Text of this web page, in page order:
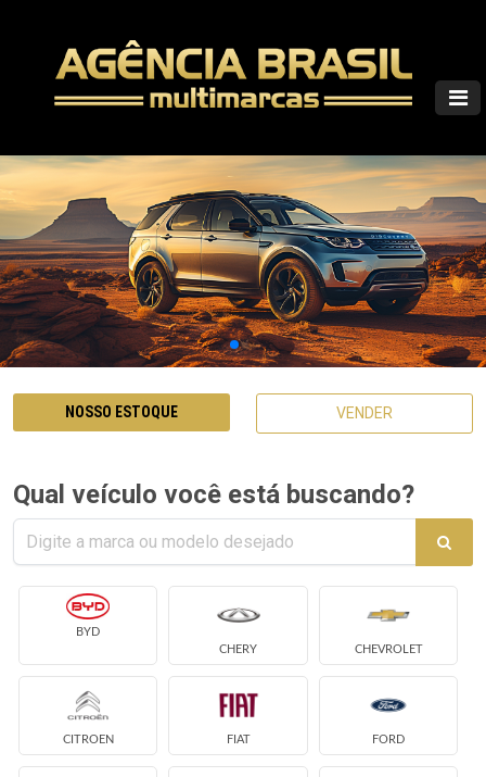
NOSSO ESTOQUE VENDER
Qual veículo você está buscando?
BYD
CHERY
CHEVROLET
CITROEN FIAT FORD